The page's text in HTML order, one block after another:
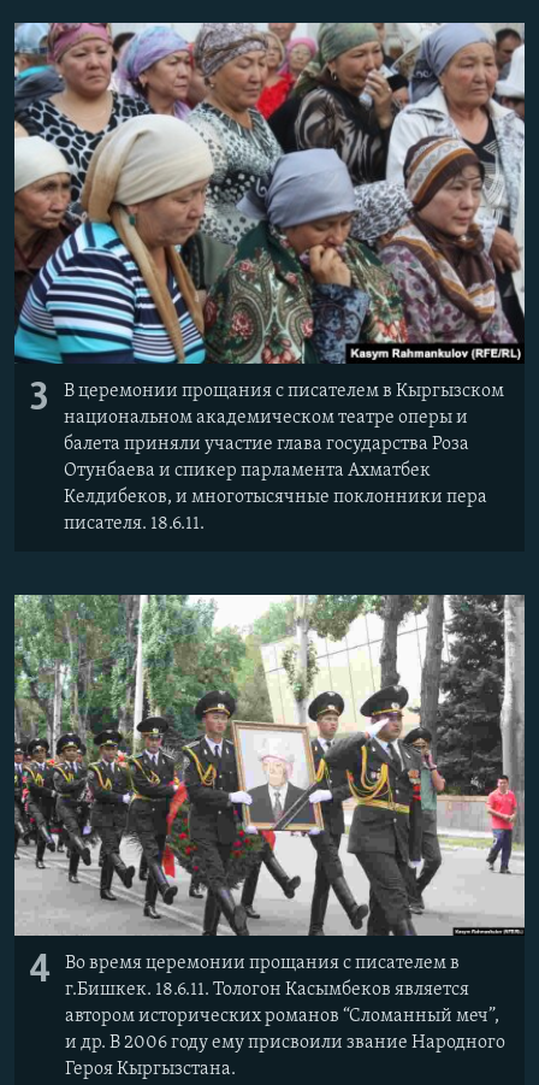
3
В церемонии прощания с писателем в Кыргызском
национальном академическом театре оперы и
балета приняли участие глава государства Роза
Отунбаева и спикер парламента Ахматбек
Келдибеков, и многотысячные поклонники пера
писателя. 18.6.11.
4
Во время церемонии прощания с писателем в
г.Бишкек. 18.6.11. Тологон Касымбеков является
автором исторических романов “Сломанный меч”,
и др. В 2006 году ему присвоили звание Народного
Героя Кыргызстана.